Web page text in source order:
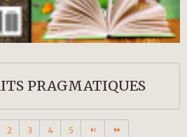
PRAGMATIQUES
2 3 4 5